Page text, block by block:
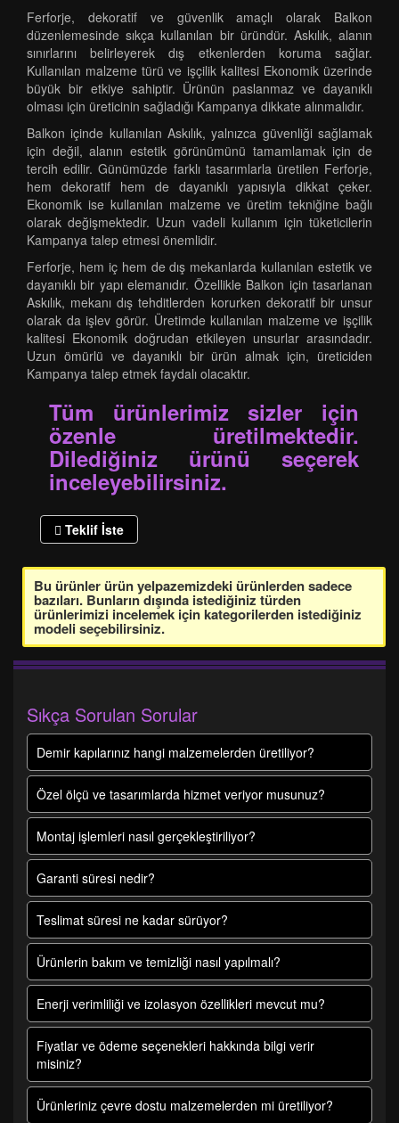
Ferforje, dekoratif ve güvenlik amaçlı olarak Balkon
düzenlemesinde sıkça kullanılan bir üründür. Askılık, alanın
sınırlarını belirleyerek dış etkenlerden koruma sağlar.
Kullanılan malzeme türü ve işçilik kalitesi Ekonomik üzerinde
büyük bir etkiye sahiptir. Ürünün paslanmaz ve dayanıklı
olması için üreticinin sağladığı Kampanya dikkate alınmalıdır.
Balkon içinde kullanılan Askılık, yalnızca güvenliği sağlamak
için değil, alanın estetik görünümünü tamamlamak için de
tercih edilir. Günümüzde farklı tasarımlarla üretilen Ferforje,
hem dekoratif hem de dayanıklı yapısıyla dikkat çeker.
Ekonomik ise kullanılan malzeme ve üretim tekniğine bağlı
olarak değişmektedir. Uzun vadeli kullanım için tüketicilerin
Kampanya talep etmesi önemlidir.
Ferforje, hem iç hem de dış mekanlarda kullanılan estetik ve
dayanıklı bir yapı elemanıdır. Özellikle Balkon için tasarlanan
Askılık, mekanı dış tehditlerden korurken dekoratif bir unsur
olarak da işlev görür. Üretimde kullanılan malzeme ve işçilik
kalitesi Ekonomik doğrudan etkileyen unsurlar arasındadır.
Uzun ömürlü ve dayanıklı bir ürün almak için, üreticiden
Kampanya talep etmek faydalı olacaktır.
Tüm ürünlerimiz sizler için
özenle üretilmektedir.
Dilediğiniz ürünü seçerek
inceleyebilirsiniz.
Teklif İste
Bu ürünler ürün yelpazemizdeki ürünlerden sadece
bazıları. Bunların dışında istediğiniz türden
ürünlerimizi incelemek için kategorilerden istediğiniz
modeli seçebilirsiniz.
Sıkça Sorulan Sorular
Demir kapılarınız hangi malzemelerden üretiliyor?
Özel ölçü ve tasarımlarda hizmet veriyor musunuz?
Montaj işlemleri nasıl gerçekleştiriliyor?
Garanti süresi nedir?
Teslimat süresi ne kadar sürüyor?
Ürünlerin bakım ve temizliği nasıl yapılmalı?
Enerji verimliliği ve izolasyon özellikleri mevcut mu?
Fiyatlar ve ödeme seçenekleri hakkında bilgi verir
misiniz?
Ürünleriniz çevre dostu malzemelerden mi üretiliyor?